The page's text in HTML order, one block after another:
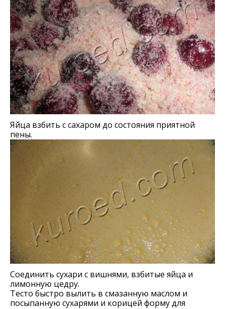
Яйца взбить с сахаром до состояния приятной
пены.
Соединить сухари с вишнями, взбитые яйца и
лимонную цедру.
Тесто быстро вылить в смазанную маслом и
посыпанную сухарями и корицей форму для